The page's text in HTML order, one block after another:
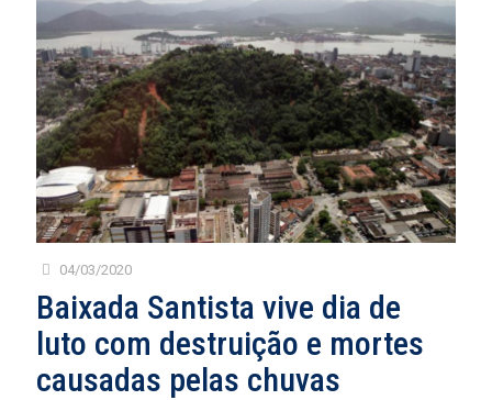
04/03/2020
Baixada Santista vive dia de
luto com destruição e mortes
causadas pelas chuvas